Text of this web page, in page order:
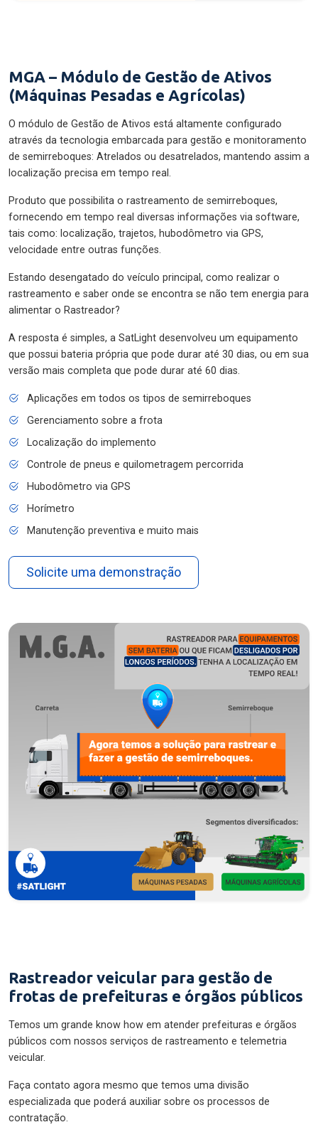
MGA – Módulo de Gestão de Ativos
(Máquinas Pesadas e Agrícolas)
O módulo de Gestão de Ativos está altamente configurado
através da tecnologia embarcada para gestão e monitoramento
de semirreboques: Atrelados ou desatrelados, mantendo assim a
localização precisa em tempo real.
Produto que possibilita o rastreamento de semirreboques,
fornecendo em tempo real diversas informações via software,
tais como: localização, trajetos, hubodômetro via GPS,
velocidade entre outras funções.
Estando desengatado do veículo principal, como realizar o
rastreamento e saber onde se encontra se não tem energia para
alimentar o Rastreador?
A resposta é simples, a SatLight desenvolveu um equipamento
que possui bateria própria que pode durar até 30 dias, ou em sua
versão mais completa que pode durar até 60 dias.
Aplicações em todos os tipos de semirreboques
Gerenciamento sobre a frota
Localização do implemento
Controle de pneus e quilometragem percorrida
Hubodômetro via GPS
Horímetro
Manutenção preventiva e muito mais
Solicite uma demonstração
Rastreador veicular para gestão de
frotas de prefeituras e órgãos públicos
Temos um grande know how em atender prefeituras e órgãos
públicos com nossos serviços de rastreamento e telemetria
veicular.
Faça contato agora mesmo que temos uma divisão
especializada que poderá auxiliar sobre os processos de
contratação.